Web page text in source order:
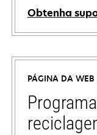
Obtenha
abre
em
nova
guia
PÁGINA DA WEB